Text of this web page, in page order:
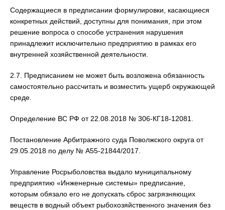
Содержащиеся в предписании формулировки, касающиеся
конкретных действий, доступны для понимания, при этом
решение вопроса о способе устранения нарушения
принадлежит исключительно предприятию в рамках его
внутренней хозяйственной деятельности.
2.7. Предписанием не может быть возложена обязанность
самостоятельно рассчитать и возместить ущерб окружающей
среде.
Определение ВС РФ от 22.08.2018 № 306-КГ18-12081.
Постановление Арбитражного суда Поволжского округа от
29.05.2018 по делу № А55-21844/2017.
Управление Росрыболовства выдало муниципальному
предприятию «Инженерные системы» предписание,
которым обязало его не допускать сброс загрязняющих
веществ в водный объект рыбохозяйственного значения без